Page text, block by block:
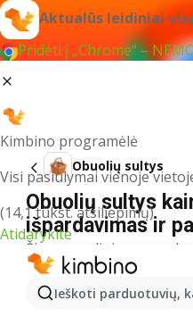
Aktualūs leidiniai
Pridėti į „Chrome“ –
Kimbino programėlė
Visi pasiūlymai vienoje
(14,1 tūkst. atsiliepimų)
Atidarykite
Ieškoti parduotuvių,
Obuolių sultys
Obuolių sultys
išpardavimas ir
Šiuo pavadinimu
Akcija Obuolių
nusipirkti?